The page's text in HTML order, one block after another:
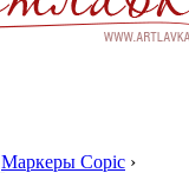
Маркеры Copic ›